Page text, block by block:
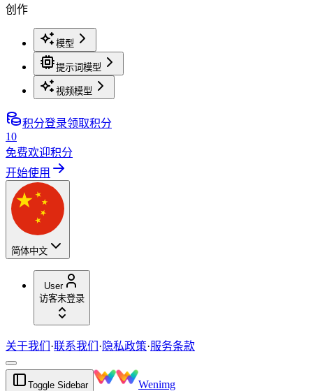
创作
模型
提示词模型
视频模型
积分登录领取积分
10
免费欢迎积分
开始使用
简体中文
User
访客未登录
关于我们 ·联系我们 · 隐私政策·服务条款
Toggle Sidebar Wenimg